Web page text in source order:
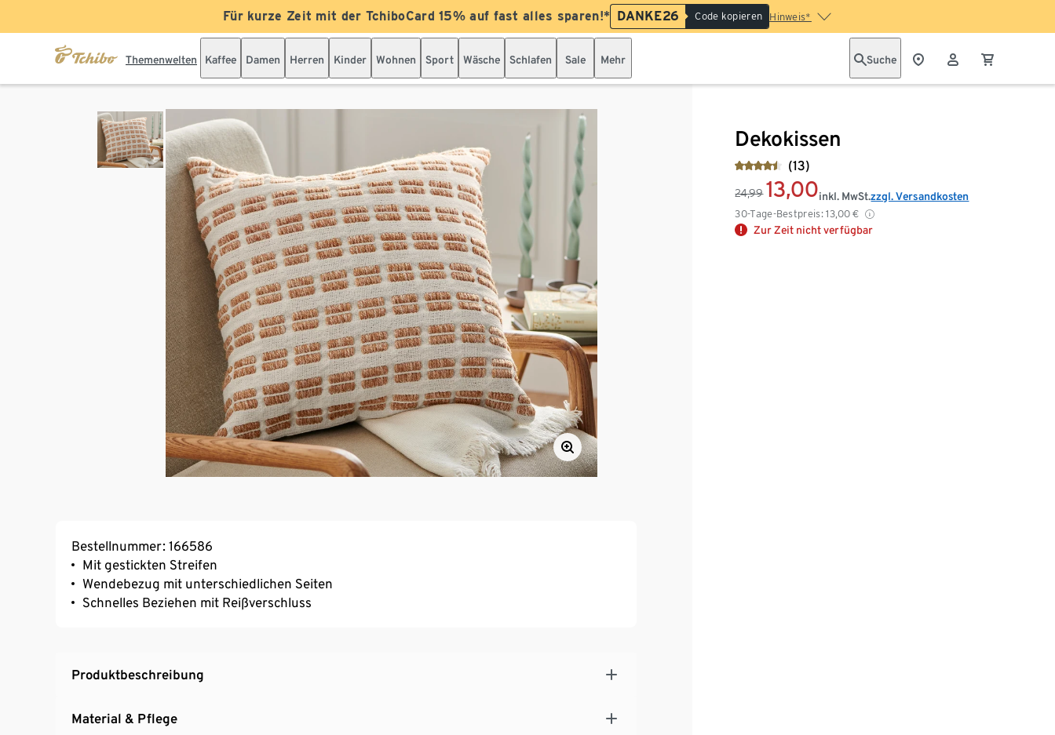
Für kurze Zeit mit der TchiboCard 15% auf fast alles sparen!* DANKE26 Code kopieren Hinweis*
Themenwelten Kaffee Damen Herren Kinder Wohnen Sport Wäsche Schlafen Sale Mehr Suche
Dekokissen
(13)
24,99 13,00
30-Tage-Bestpreis: 13,00 €
inkl. MwSt.zzgl. Versandkosten
Zur Zeit nicht verfügbar
Bestellnummer: 166586
Mit gestickten Streifen
Wendebezug mit unterschiedlichen Seiten
Schnelles Beziehen mit Reißverschluss
Produktbeschreibung
Material & Pflege